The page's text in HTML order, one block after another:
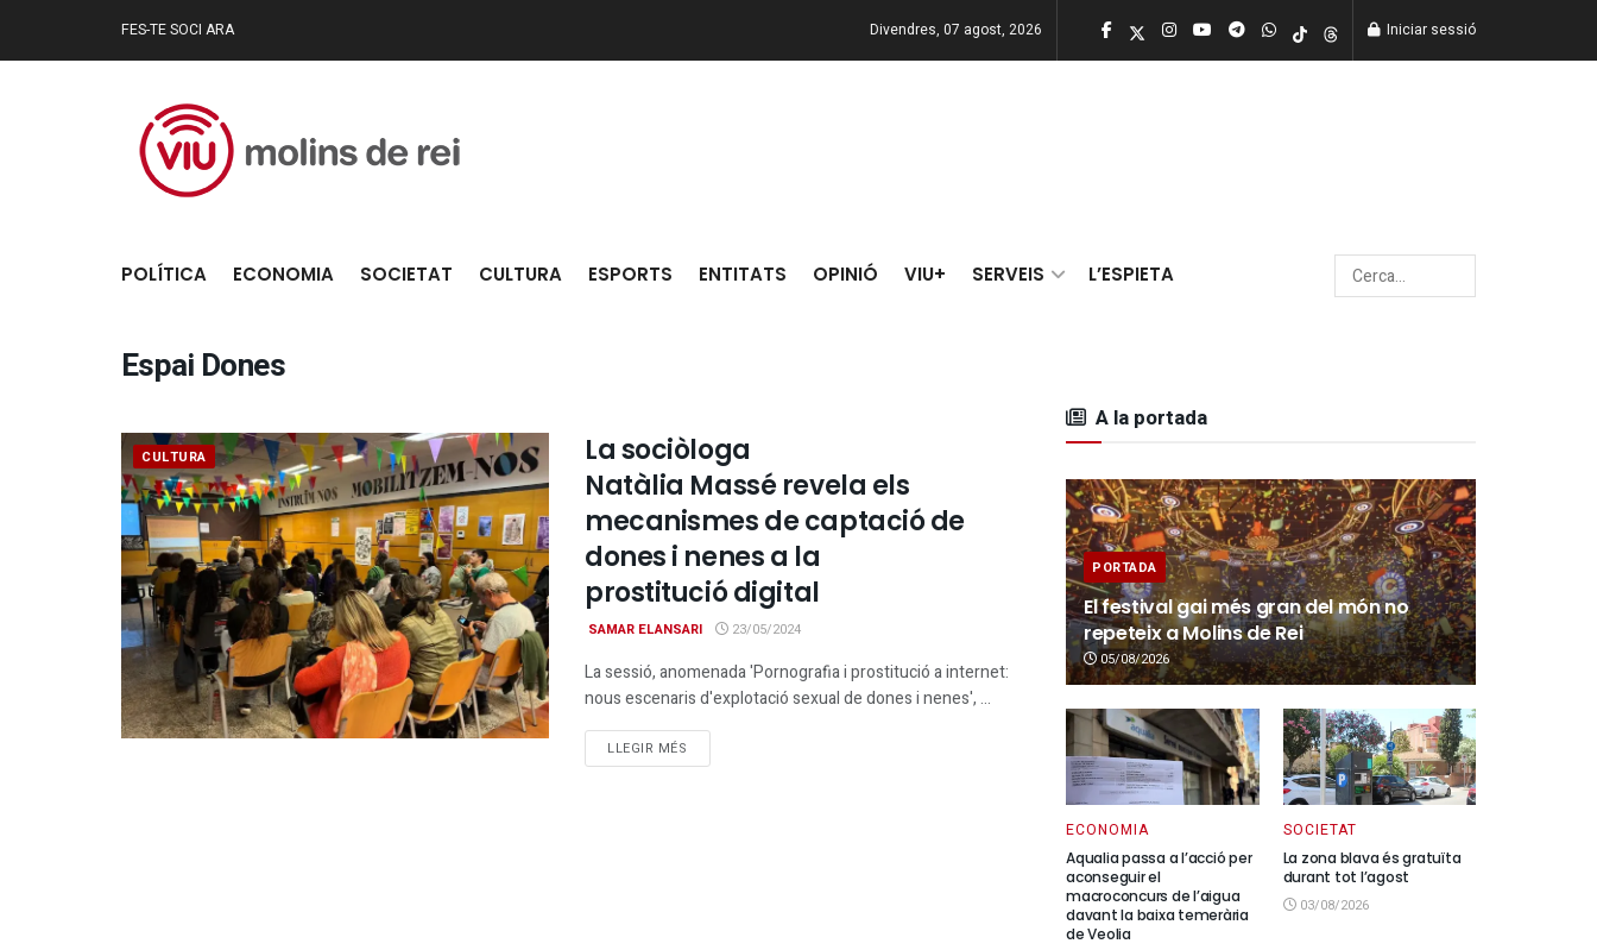
FES-TE SOCI ARA Divendres, 07 agost, 2026 Iniciar sessió
POLÍTICA ECONOMIA SOCIETAT CULTURA ESPORTS ENTITATS OPINIÓ VIU+ SERVEIS L’ESPIETA
Espai Dones
CULTURA
La sociòloga
Natàlia Massé revela els
mecanismes de captació de
dones i nenes a la
prostitució digital
SAMAR ELANSARI 23/05/2024
La sessió, anomenada 'Pornografia i prostitució a internet:
nous escenaris d'explotació sexual de dones i nenes', ...
LLEGIR MÉS
A la portada
PORTADA
El festival gai més gran del món no
repeteix a Molins de Rei
05/08/2026
ECONOMIA
Aqualia passa a l’acció per
aconseguir el
macroconcurs de l’aigua
davant la baixa temerària
de Veolia
SOCIETAT
La zona blava és gratuïta
durant tot l’agost
03/08/2026